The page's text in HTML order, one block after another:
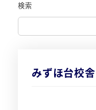
検索
みずほ台校舎